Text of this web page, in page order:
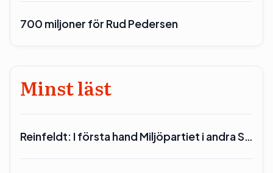
700 miljoner för Rud Pedersen
Minst läst
Reinfeldt: I första hand Miljöpartiet i andra S…